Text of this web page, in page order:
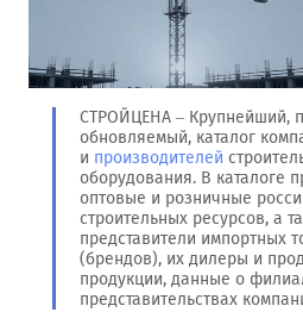
СТРОЙЦЕНА – Крупнейший,
обновляемый, каталог
и производителей
оборудования. В каталоге
оптовые и розничные
строительных ресурсов, а
представители импортных
(брендов), их дилеры и
продукции, данные о
представительствах